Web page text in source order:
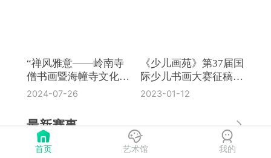
“禅风雅意——岭南寺
僧书画暨海幢寺文化
展”在国博开幕
2024-07-26
《少儿画苑》第37届国
际少儿书画大赛征稿通
知
2023-01-12
最新赛事
《奔流·小作家》第8届全国中
首页 艺术馆 我的